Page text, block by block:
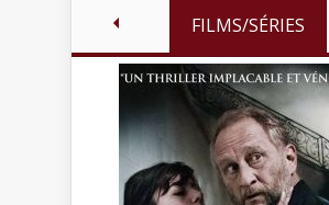
FILMS/SÉRIES